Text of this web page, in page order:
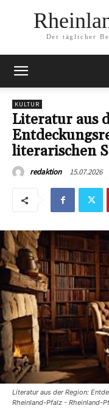
Der täglicher
KULTUR
Literatur aus
literarischen
redaktion 15.07.2026
Literatur aus der Region:
Rheinland-Pfalz - Rheinland-